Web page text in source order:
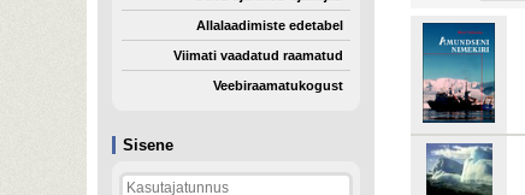
Sisene
Allalaadimiste edetabel
Viimati vaadatud raamatud
Veebiraamatukogust